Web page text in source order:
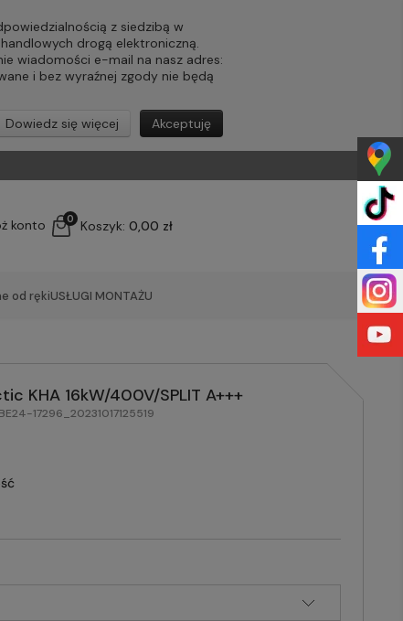
z siedzibą w
drogą elektroniczną.
wiadomości e-mail na nasz adres:
i bez wyraźnej zgody nie będą
Akceptuję
Dowiedz się więcej
konto Koszyk: 0,00 zł
0
od rękiUSŁUGI MONTAŻU
KHA 16kW/400V/SPLIT A+++
BE24-17296_20231017125519